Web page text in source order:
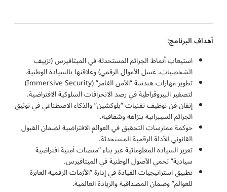
أهداف البرنامج:
استيعاب أنماط الجرائم المستحدثة في الميتافيرس (تزييف
الشخصيات، غسل الأموال الرقمي) وعلاقتها بالسيادة الوطنية.
تطوير مهارات هندسة “الأمن الغامر” (Immersive Security)
لتصفير البيروقراطية في رصد الانحرافات السلوكية الافتراضية.
إتقان فن توظيف تقنيات “بلوكشين” والذكاء الاصطناعي في توثيق
الجرائم السيبرانية بنزاهة وشفافية.
حوكمة ممارسات التحقيق في العوالم الافتراضية لضمان القبول
القانوني للأدلة الرقمية المستحدثة.
تعزيز السيادة المعلوماتية عبر بناء “منصات أمنية افتراضية
سيادية” تحمي الأصول الوطنية في الميتافيرس.
تطبيق استراتيجيات القيادة في إدارة “الأزمات الرقمية العابرة
للعوالم” وضمان المصداقية والريادة العالمية.